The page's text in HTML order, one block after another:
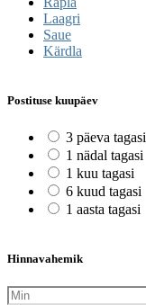
Laagri
Saue
Kärdla
Postituse kuupäev
3 päeva tagasi
1 nädal tagasi
1 kuu tagasi
6 kuud tagasi
1 aasta tagasi
Hinnavahemik